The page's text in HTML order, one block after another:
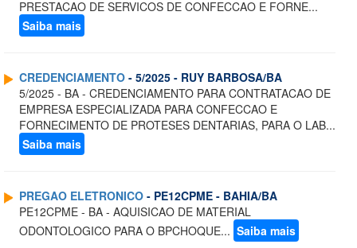
PRESTACAO DE SERVICOS DE CONFECCAO E FORNE...
Saiba mais
CREDENCIAMENTO - 5/2025 - RUY BARBOSA/BA
5/2025 - BA - CREDENCIAMENTO PARA CONTRATACAO DE
EMPRESA ESPECIALIZADA PARA CONFECCAO E
FORNECIMENTO DE PROTESES DENTARIAS, PARA O LAB...
Saiba mais
PREGAO ELETRONICO - PE12CPME - BAHIA/BA
PE12CPME - BA - AQUISICAO DE MATERIAL
ODONTOLOGICO PARA O BPCHOQUE... Saiba mais